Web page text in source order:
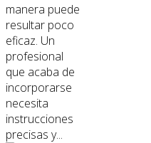
manera puede
resultar poco
eficaz. Un
profesional
que acaba de
incorporarse
necesita
instrucciones
precisas y...